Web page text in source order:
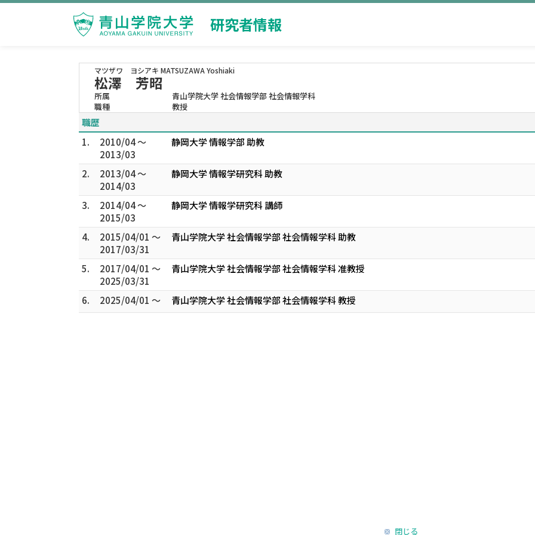
研究者情報
マツザワ ヨシアキ MATSUZAWA Yoshiaki
松澤 芳昭
所属
青山学院大学 社会情報学部 社会情報学科
職種
教授
職歴
1.
2010/04 ～
2013/03
静岡大学 情報学部 助教
2.
2013/04 ～
2014/03
静岡大学 情報学研究科 助教
3.
2014/04 ～
2015/03
静岡大学 情報学研究科 講師
4.
2015/04/01 ～
2017/03/31
青山学院大学 社会情報学部 社会情報学科 助教
5.
2017/04/01 ～
2025/03/31
青山学院大学 社会情報学部 社会情報学科 准教授
6. 2025/04/01 ～ 青山学院大学 社会情報学部 社会情報学科 教授
閉じる